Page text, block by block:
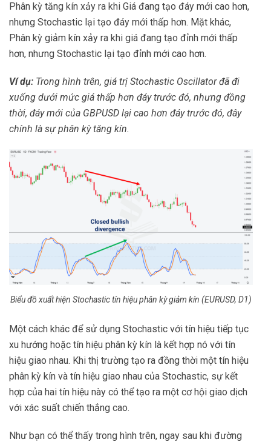
Phân kỳ tăng kín xảy ra khi Giá đang tạo đáy mới cao hơn,
nhưng Stochastic lại tạo đáy mới thấp hơn. Mặt khác,
Phân kỳ giảm kín xảy ra khi giá đang tạo đỉnh mới thấp
hơn, nhưng Stochastic lại tạo đỉnh mới cao hơn.
Ví dụ: Trong hình trên, giá trị Stochastic Oscillator đã đi
xuống dưới mức giá thấp hơn đáy trước đó, nhưng đồng
thời, đáy mới của GBPUSD lại cao hơn đáy trước đó, đây
chính là sự phân kỳ tăng kín.
Biểu đồ xuất hiện Stochastic tín hiệu phân kỳ giảm kín (EURUSD, D1)
Một cách khác để sử dụng Stochastic với tín hiệu tiếp tục
xu hướng hoặc tín hiệu phân kỳ kín là kết hợp nó với tín
hiệu giao nhau. Khi thị trường tạo ra đồng thời một tín hiệu
phân kỳ kín và tín hiệu giao nhau của Stochastic, sự kết
hợp của hai tín hiệu này có thể tạo ra một cơ hội giao dịch
với xác suất chiến thắng cao.
Như bạn có thể thấy trong hình trên, ngay sau khi đường